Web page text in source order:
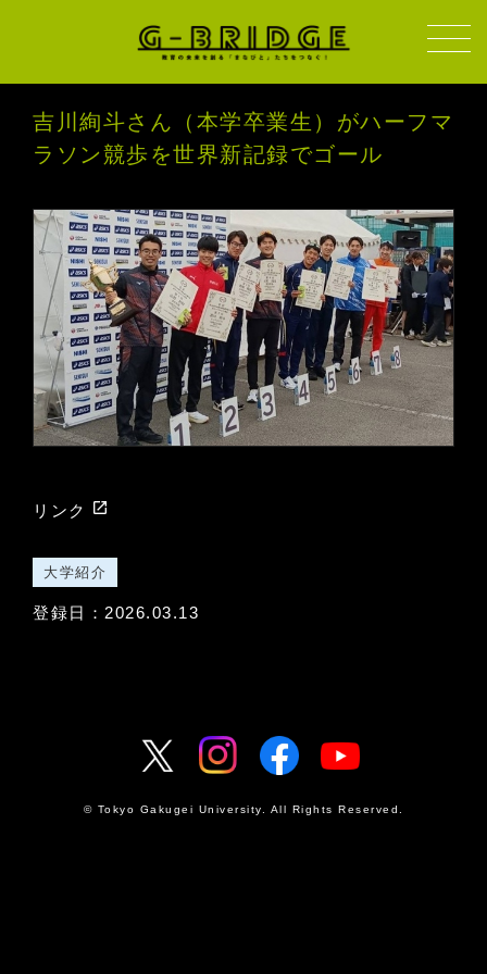
吉川絢斗さん（本学卒業生）がハーフマ
ラソン競歩を世界新記録でゴール
リンク launch
大学紹介
登録日：2026.03.13
© Tokyo Gakugei University. All Rights Reserved.